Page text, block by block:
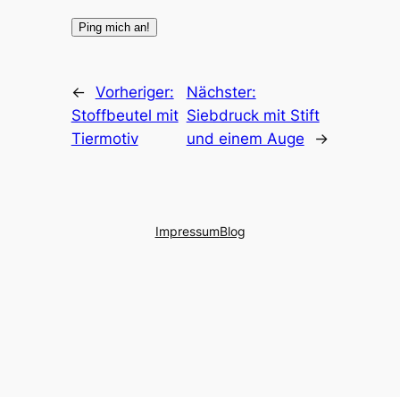
← Vorheriger:
Stoffbeutel mit
Tiermotiv
Nächster:
Siebdruck mit Stift
und einem Auge
→
ImpressumBlog